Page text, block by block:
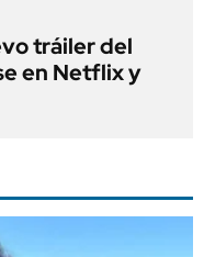
tráiler del
en Netflix y